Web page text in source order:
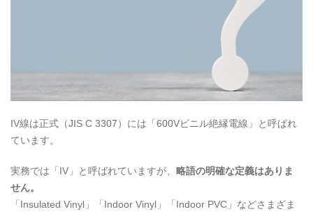
IV線は正式（JIS C 3307）には「600Vビニル絶縁電線」と呼ばれ
ています。
実務では「IV」と呼ばれていますが、 略語の明確な定義はありま
せん。
「Insulated Vinyl」「Indoor Vinyl」「Indoor PVC」などさまざま